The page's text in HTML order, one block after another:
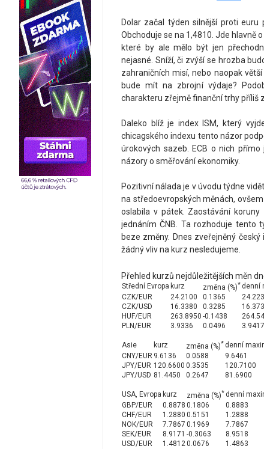
Dolar začal týden silnější proti
Obchoduje se na 1,4810. Jde hlavně
které by ale mělo být jen
nejasné. Sníží, či zvýší se hrozba
zahraničních misí, nebo naopak
bude mít na zbrojní výdaje?
charakteru zřejmě finanční trhy příliš
Daleko blíž je index ISM, který
chicagského indexu tento názor
úrokových sazeb. ECB o nich
názory o směřování ekonomiky.
Pozitivní nálada je v úvodu týdne
na středoevropských měnách,
oslabila v pátek. Zaostávání
jednáním ČNB. Ta rozhoduje tento
beze změny. Dnes zveřejněný
žádný vliv na kurz nesledujeme.
Přehled kurzů nejdůležitějších měn
Střední Evropa kurz změna (%)* denní
CZK/EUR
24.2100 0.1365
CZK/USD
16.3380 0.3285
HUF/EUR
263.8950 -0.1438
PLN/EUR
3.9336 0.0496 3.9417
Asie kurz změna (%)* denní
CNY/EUR 9.6136 0.0588 9.6461
JPY/EUR 120.6600 0.3535 120.7100
JPY/USD 81.4450 0.2647 81.6900
USA, Evropa kurz změna (%)* denní
GBP/EUR
0.8878 0.1806 0.8883
CHF/EUR
1.2880 0.5151 1.2888
NOK/EUR
7.7867 0.1969 7.7867
SEK/EUR
8.9171 -0.3063 8.9518
USD/EUR
1.48120.0676 1.4863